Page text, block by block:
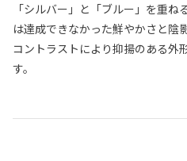
「シルバー」と「ブルー」を重
は達成できなかった鮮やかさと陰
コントラストにより抑揚のある外
す。